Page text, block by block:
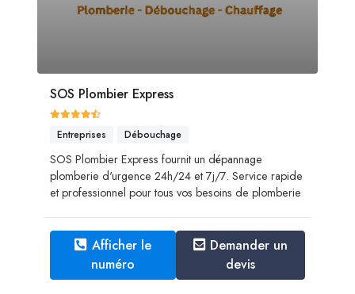
SOS Plombier Express
Entreprises Débouchage
SOS Plombier Express fournit un dépannage
plomberie d'urgence 24h/24 et 7j/7. Service rapide
et professionnel pour tous vos besoins de plomberie
Afficher le
numéro
Demander un
devis